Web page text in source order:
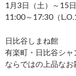
1月3日（土）～15日
11:00～17:30（
日比谷しまね館
有楽町・日比谷シ
ならではの上品なお